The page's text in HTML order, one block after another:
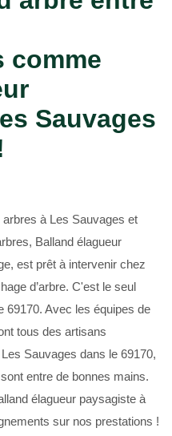
comme
Sauvages
à Les Sauvages et
Balland élagueur
est prêt à intervenir chez
d’arbre. C'est le seul
69170. Avec les équipes de
tous des artisans
Sauvages dans le 69170,
entre de bonnes mains.
élagueur paysagiste à
sur nos prestations !